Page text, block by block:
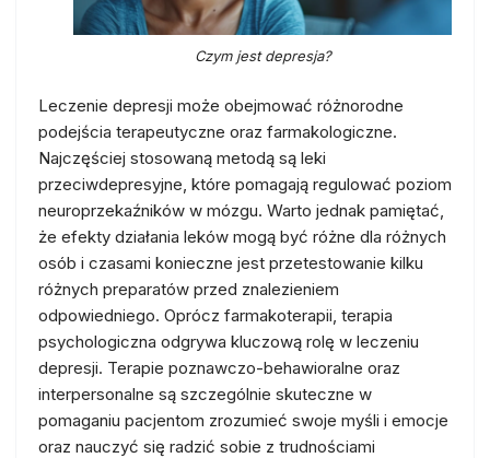
Czym jest depresja?
Leczenie depresji może obejmować różnorodne
podejścia terapeutyczne oraz farmakologiczne.
Najczęściej stosowaną metodą są leki
przeciwdepresyjne, które pomagają regulować poziom
neuroprzekaźników w mózgu. Warto jednak pamiętać,
że efekty działania leków mogą być różne dla różnych
osób i czasami konieczne jest przetestowanie kilku
różnych preparatów przed znalezieniem
odpowiedniego. Oprócz farmakoterapii, terapia
psychologiczna odgrywa kluczową rolę w leczeniu
depresji. Terapie poznawczo-behawioralne oraz
interpersonalne są szczególnie skuteczne w
pomaganiu pacjentom zrozumieć swoje myśli i emocje
oraz nauczyć się radzić sobie z trudnościami